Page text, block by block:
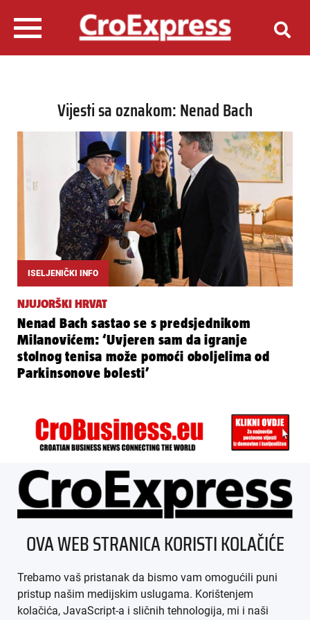
Vijesti sa oznakom: Nenad Bach
ISELJENIČKI INFO
NJUJORŠKI HRVAT
Nenad Bach sastao se s predsjednikom
Milanovićem: ‘Uvjeren sam da igranje
stolnog tenisa može pomoći oboljelima od
Parkinsonove bolesti’
ÜBER UNS
IMPRESSUM
AGB
OVA WEB STRANICA KORISTI KOLAČIĆE
Trebamo vaš pristanak da bismo vam omogućili puni
pristup našim medijskim uslugama. Korištenjem
kolačića, JavaScript-a i sličnih tehnologija, mi i naši